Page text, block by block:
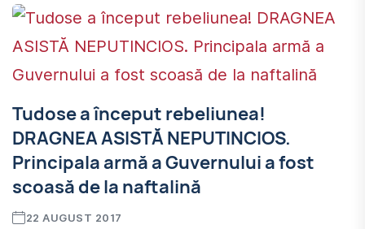
Tudose a început rebeliunea!
DRAGNEA ASISTĂ NEPUTINCIOS.
Principala armă a Guvernului a fost
scoasă de la naftalină
22 AUGUST 2017